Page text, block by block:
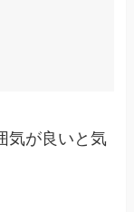
気が良いと気